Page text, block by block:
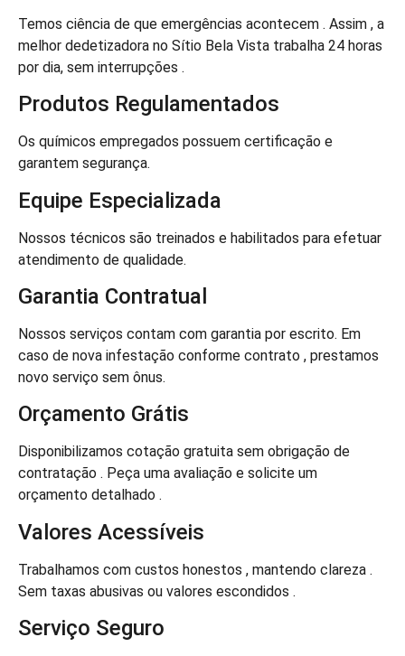
Temos ciência de que emergências acontecem . Assim , a
melhor dedetizadora no Sítio Bela Vista trabalha 24 horas
por dia, sem interrupções .
Produtos Regulamentados
Os químicos empregados possuem certificação e
garantem segurança.
Equipe Especializada
Nossos técnicos são treinados e habilitados para efetuar
atendimento de qualidade.
Garantia Contratual
Nossos serviços contam com garantia por escrito. Em
caso de nova infestação conforme contrato , prestamos
novo serviço sem ônus.
Orçamento Grátis
Disponibilizamos cotação gratuita sem obrigação de
contratação . Peça uma avaliação e solicite um
orçamento detalhado .
Valores Acessíveis
Trabalhamos com custos honestos , mantendo clareza .
Sem taxas abusivas ou valores escondidos .
Serviço Seguro